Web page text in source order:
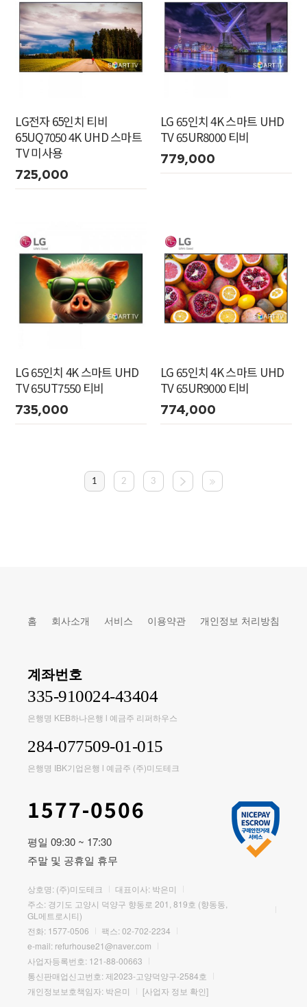
LG전자 65인치 티비
65UQ7050 4K UHD 스마트
TV 미사용
725,000
LG 65인치 4K 스마트 UHD
TV 65UR8000 티비
779,000
LG 65인치 4K 스마트 UHD
TV 65UT7550 티비
735,000
LG 65인치 4K 스마트 UHD
TV 65UR9000 티비
774,000
1 2 3
홈 회사소개 서비스 이용약관 개인정보 처리방침
계좌번호
335-910024-43404
은행명 KEB하나은행 l 예금주 리퍼하우스
284-077509-01-015
은행명 IBK기업은행 l 예금주 (주)미도테크
1577-0506
평일 09:30 ~ 17:30
주말 및 공휴일 휴무
상호명: (주)미도테크
대표이사: 박은미
주소: 경기도 고양시 덕양구 향동로 201, 819호 (향동동,
GL메트로시티)
전화: 1577-0506
팩스: 02-702-2234
e-mail: refurhouse21@naver.com
사업자등록번호: 121-88-00663
통신판매업신고번호: 제2023-고양덕양구-2584호
개인정보보호책임자: 박은미
[사업자 정보 확인]